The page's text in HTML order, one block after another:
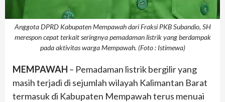
Anggota DPRD Kabupaten Mempawah dari Fraksi PKB Subandio, SH
merespon cepat terkait seringnya pemadaman listrik yang berdampak
pada aktivitas warga Mempawah. (Foto : Istimewa)
MEMPAWAH – Pemadaman listrik bergilir yang
masih terjadi di sejumlah wilayah Kalimantan Barat
termasuk di Kabupaten Mempawah terus menuai